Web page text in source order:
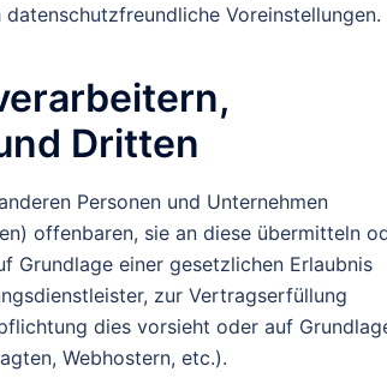
Voreinstellungen.
Dritten
Personen und Unternehmen
offenbaren, sie an diese übermitteln
Grundlage einer gesetzlichen Erlaubnis
zur Vertragserfüllung
dies vorsieht oder auf
Webhostern, etc.).